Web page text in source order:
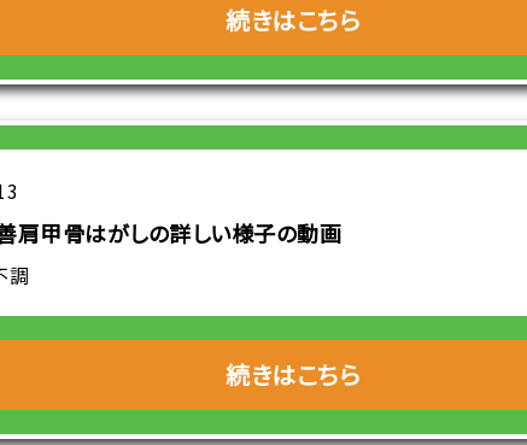
続きはこちら
肩甲骨はがしの詳しい様子の動画
調
続きはこちら